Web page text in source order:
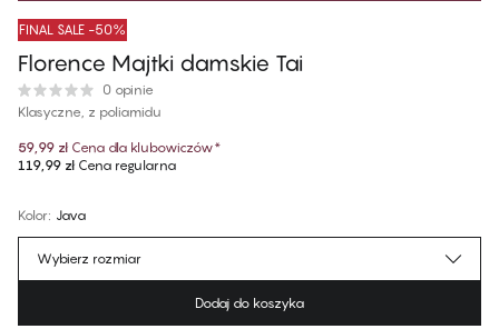
FINAL SALE -50%
Florence Majtki damskie Tai
0 opinie
Klasyczne, z poliamidu
59,99 zł Cena dla klubowiczów*
119,99 złCena regularna
Kolor: Java
Wybierz rozmiar
Dodaj do koszyka